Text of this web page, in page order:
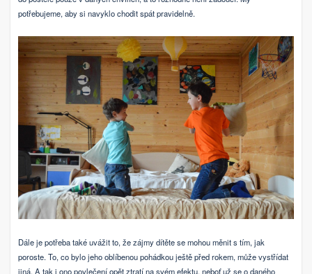
potřebujeme, aby si navyklo chodit spát pravidelně.
Dále je potřeba také uvážit to, že zájmy dítěte se mohou měnit s tím, jak
poroste. To, co bylo jeho oblíbenou pohádkou ještě před rokem, může vystřídat
jiná. A tak i ono povlečení opět ztratí na svém efektu, neboť už se o daného